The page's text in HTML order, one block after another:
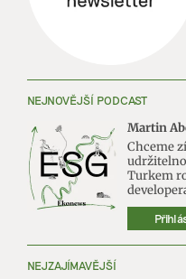
NEJNOVĚJŠÍ PODCAST
Martin
Chceme
Turkem
NEJZAJÍMAVĚJŠÍ